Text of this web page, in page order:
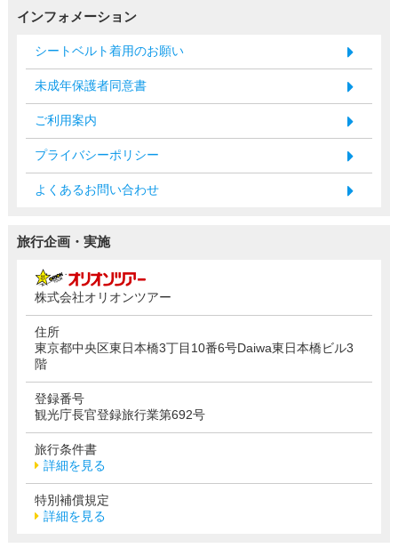
インフォメーション
シートベルト着用のお願い
未成年保護者同意書
ご利用案内
プライバシーポリシー
よくあるお問い合わせ
旅行企画・実施
株式会社オリオンツアー
住所
東京都中央区東日本橋3丁目10番6号Daiwa東日本橋ビル3
階
登録番号
観光庁長官登録旅行業第692号
旅行条件書
詳細を見る
特別補償規定
詳細を見る